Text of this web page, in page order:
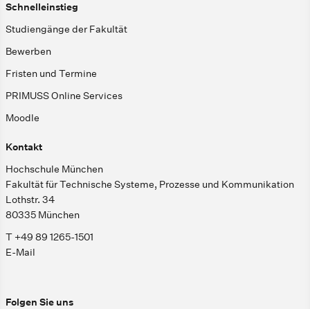
Schnelleinstieg
Studiengänge der Fakultät
Bewerben
Fristen und Termine
PRIMUSS Online Services
Moodle
Kontakt
Hochschule München
Fakultät für Technische Systeme, Prozesse und Kommunikation
Lothstr. 34
80335 München
T +49 89 1265-1501
E-Mail
Folgen Sie uns